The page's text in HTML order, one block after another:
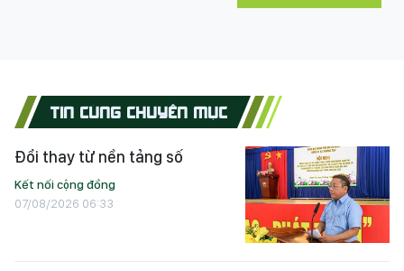
TIN CÙNG CHUYÊN MỤC
Đổi thay từ nền tảng số
Kết nối cộng đồng
07/08/2026 06:33